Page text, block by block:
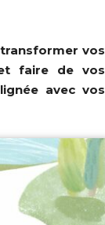
vos
faire de vos
avec vos